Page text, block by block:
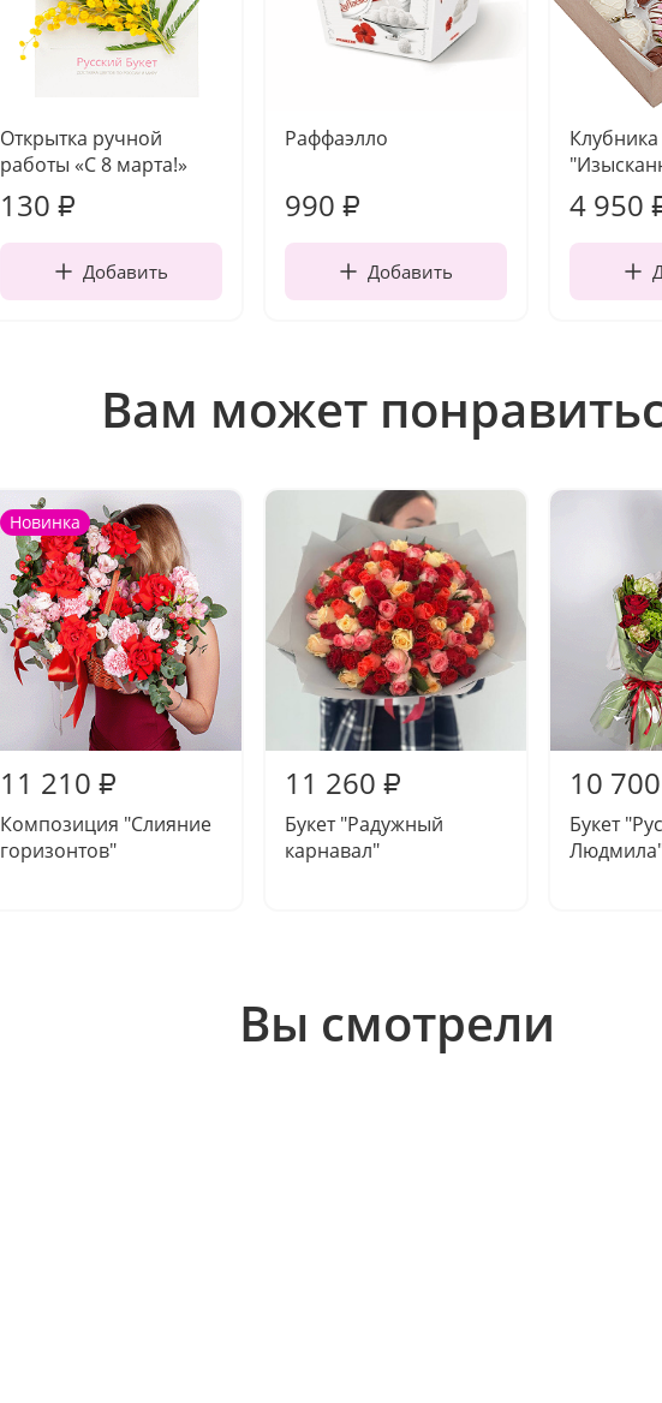
Открытка ручной
работы «С 8 марта!»
130 ₽
Добавить
Раффаэлло
990 ₽
Добавить
4 950
Вам может
Новинка
11 210 ₽
Композиция "Слияние
горизонтов"
11 260 ₽
Букет "Радужный
карнавал"
10 700
Букет
Вы смотрели